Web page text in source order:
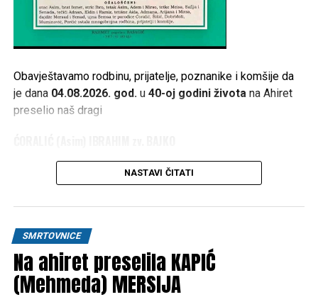
Obavještavamo rodbinu, prijatelje, poznanike i komšije da
je dana 04.08.2026. god. u 40-oj godini životana Ahiret
preselio naš dragi
1986 – 2026
dženaze i ukop će se obaviti kod
džume namaza
RAHMETULLAHI ALEJHI-HA RAHMETEN VASIAH
NASTAVI ČITATI
SMRTOVNICE
Na ahiret preselila KAPIĆ
(Mehmeda) MERSIJA